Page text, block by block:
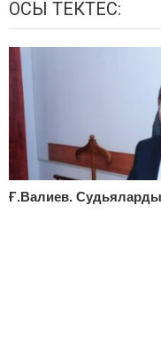
ОСЫ ТЕКТЕС:
Ғ.Валиев.